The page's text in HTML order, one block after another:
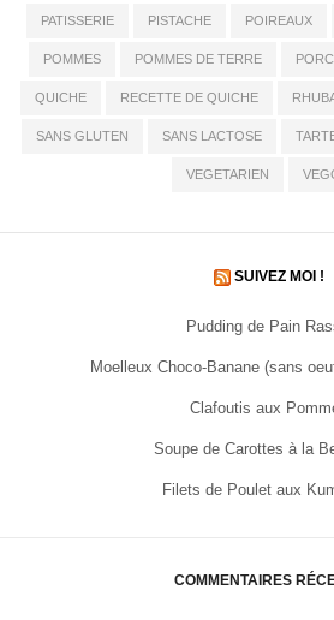
PATISSERIE PISTACHE POIREAUX
POMMES POMMES DE TERRE PORC
QUICHE RECETTE DE QUICHE
SANS GLUTEN SANS LACTOSE
VEGETARIEN
SUIVEZ MOI !
Pudding de Pain
Moelleux Choco-Banane (sans
Clafoutis aux
Soupe de Carottes à la
Filets de Poulet aux
COMMENTAIRES